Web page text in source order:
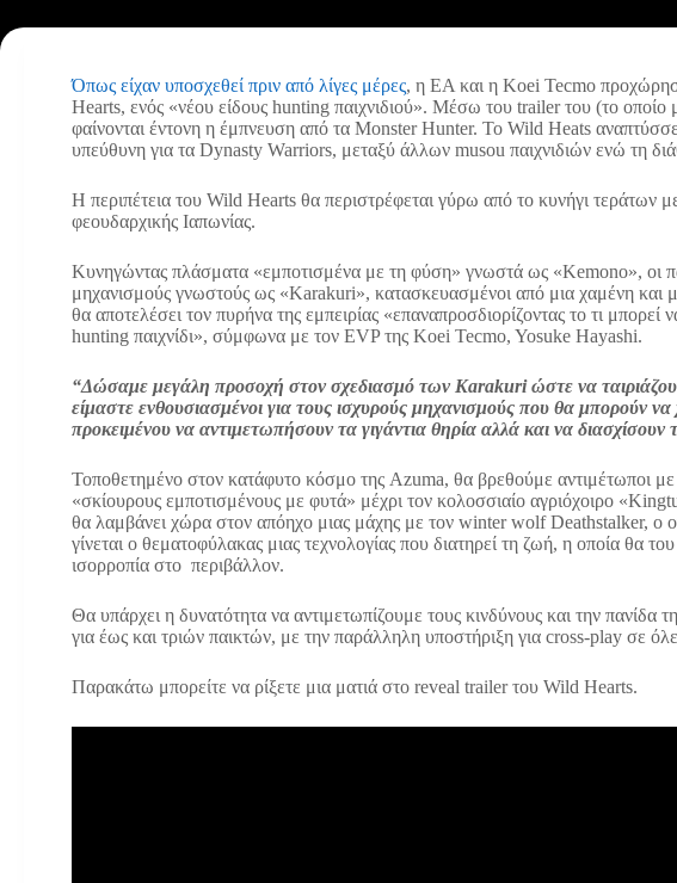
Όπως είχαν υποσχεθεί πριν από λίγες μέρες, η EA και η Koei Tecmo
Hearts, ενός «νέου είδους hunting παιχνιδιού». Μέσω του trailer του (το οποίο
φαίνονται έντονη η έμπνευση από τα Monster Hunter. Το Wild Heats
υπεύθυνη για τα Dynasty Warriors, μεταξύ άλλων musou παιχνιδιών ενώ τη
Η περιπέτεια του Wild Hearts θα περιστρέφεται γύρω από το κυνήγι τεράτων
φεουδαρχικής Ιαπωνίας.
Κυνηγώντας πλάσματα «εμποτισμένα με τη φύση» γνωστά ως «Kemono», οι
μηχανισμούς γνωστούς ως «Karakuri», κατασκευασμένοι από μια χαμένη και
θα αποτελέσει τον πυρήνα της εμπειρίας «επαναπροσδιορίζοντας το τι μπορεί
hunting παιχνίδι», σύμφωνα με τον EVP της Koei Tecmo, Yosuke Hayashi.
“Δώσαμε μεγάλη προσοχή στον σχεδιασμό των Karakuri ώστε να
είμαστε ενθουσιασμένοι για τους ισχυρούς μηχανισμούς που θα μπορούν να
προκειμένου να αντιμετωπήσουν τα γιγάντια θηρία αλλά και να διασχίσουν
Τοποθετημένο στον κατάφυτο κόσμο της Azuma, θα βρεθούμε αντιμέτωποι με
«σκίουρους εμποτισμένους με φυτά» μέχρι τον κολοσσιαίο αγριόχοιρο
θα λαμβάνει χώρα στον απόηχο μιας μάχης με τον winter wolf Deathstalker, ο
γίνεται ο θεματοφύλακας μιας τεχνολογίας που διατηρεί τη ζωή, η οποία θα
ισορροπία στο περιβάλλον.
Θα υπάρχει η δυνατότητα να αντιμετωπίζουμε τους κινδύνους και την
για έως και τριών παικτών, με την παράλληλη υποστήριξη για cross-play σε
Παρακάτω μπορείτε να ρίξετε μια ματιά στο reveal trailer του Wild Hearts.